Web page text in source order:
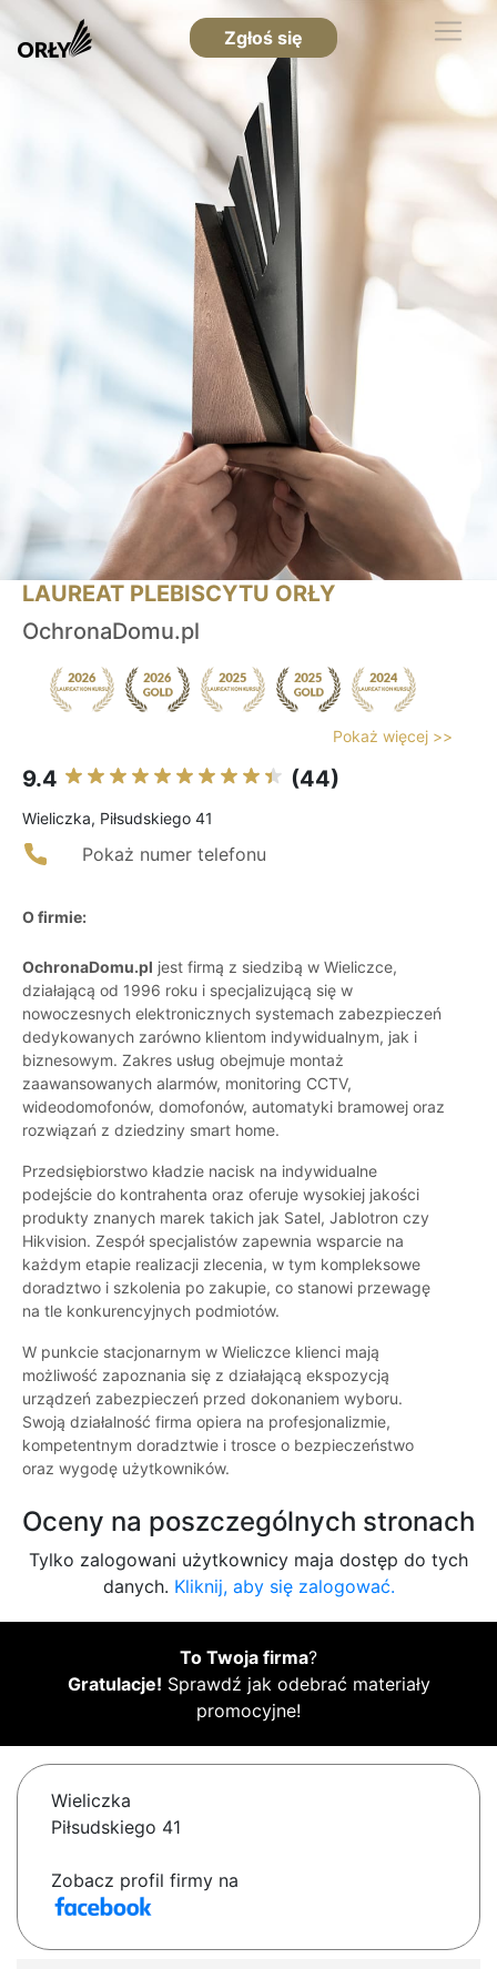
Zgłoś się
LAUREAT PLEBISCYTU ORŁY
OchronaDomu.pl
Pokaż więcej >>
9.4 (44)
Wieliczka, Piłsudskiego 41
Pokaż numer telefonu
O firmie:
OchronaDomu.pl jest firmą z siedzibą w Wieliczce,
działającą od 1996 roku i specjalizującą się w
nowoczesnych elektronicznych systemach zabezpieczeń
dedykowanych zarówno klientom indywidualnym, jak i
biznesowym. Zakres usług obejmuje montaż
zaawansowanych alarmów, monitoring CCTV,
wideodomofonów, domofonów, automatyki bramowej oraz
rozwiązań z dziedziny smart home.
Przedsiębiorstwo kładzie nacisk na indywidualne
podejście do kontrahenta oraz oferuje wysokiej jakości
produkty znanych marek takich jak Satel, Jablotron czy
Hikvision. Zespół specjalistów zapewnia wsparcie na
każdym etapie realizacji zlecenia, w tym kompleksowe
doradztwo i szkolenia po zakupie, co stanowi przewagę
na tle konkurencyjnych podmiotów.
W punkcie stacjonarnym w Wieliczce klienci mają
możliwość zapoznania się z działającą ekspozycją
urządzeń zabezpieczeń przed dokonaniem wyboru.
Swoją działalność firma opiera na profesjonalizmie,
kompetentnym doradztwie i trosce o bezpieczeństwo
oraz wygodę użytkowników.
Oceny na poszczególnych stronach
Tylko zalogowani użytkownicy maja dostęp do tych
danych. Kliknij, aby się zalogować.
To Twoja firma?
Gratulacje! Sprawdź jak odebrać materiały
promocyjne!
Wieliczka
Piłsudskiego 41
Zobacz profil firmy na